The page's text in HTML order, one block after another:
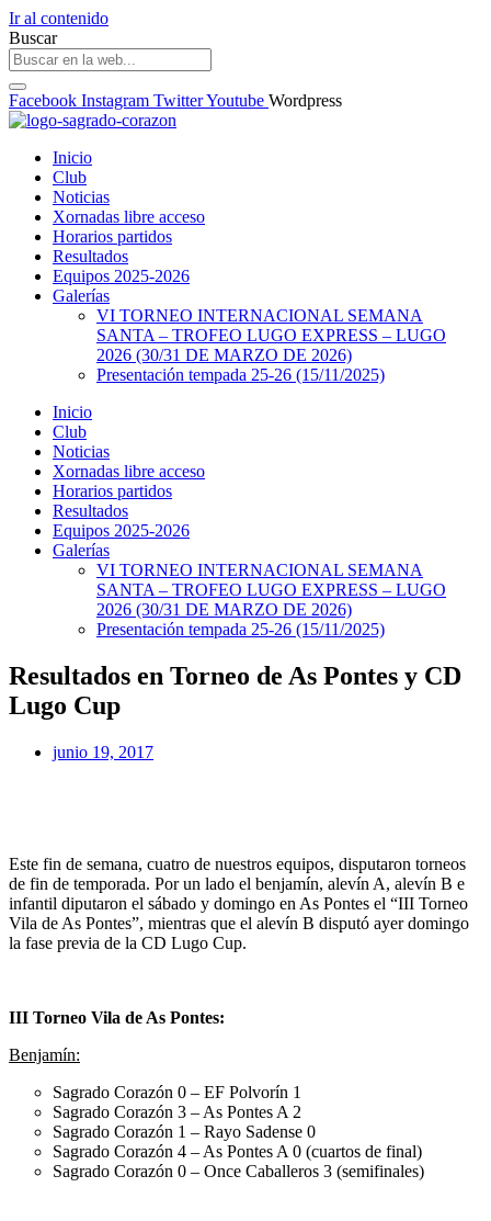
Ir al contenido
Buscar
Facebook Instagram TwitterYoutube Wordpress
Inicio
Club
Noticias
Xornadas libre acceso
Horarios partidos
Resultados
Equipos 2025-2026
Galerías
VI TORNEO INTERNACIONAL SEMANA
SANTA – TROFEO LUGO EXPRESS – LUGO
2026 (30/31 DE MARZO DE 2026)
Presentación tempada 25-26 (15/11/2025)
Inicio
Club
Noticias
Xornadas libre acceso
Horarios partidos
Resultados
Equipos 2025-2026
Galerías
VI TORNEO INTERNACIONAL SEMANA
SANTA – TROFEO LUGO EXPRESS – LUGO
2026 (30/31 DE MARZO DE 2026)
Presentación tempada 25-26 (15/11/2025)
Resultados en Torneo de As Pontes y CD
Lugo Cup
junio 19, 2017
Este fin de semana, cuatro de nuestros equipos, disputaron torneos
de fin de temporada. Por un lado el benjamín, alevín A, alevín B e
infantil diputaron el sábado y domingo en As Pontes el “III Torneo
Vila de As Pontes”, mientras que el alevín B disputó ayer domingo
la fase previa de la CD Lugo Cup.
III Torneo Vila de As Pontes:
Benjamín:
Sagrado Corazón 0 – EF Polvorín 1
Sagrado Corazón 3 – As Pontes A 2
Sagrado Corazón 1 – Rayo Sadense 0
Sagrado Corazón 4 – As Pontes A 0 (cuartos de final)
Sagrado Corazón 0 – Once Caballeros 3 (semifinales)